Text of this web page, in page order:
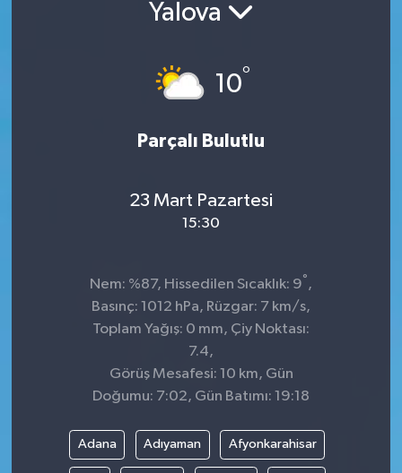
Yalova
10°
Parçalı Bulutlu
23 Mart Pazartesi
15:30
Nem: %87, Hissedilen Sıcaklık: 9° ,
Basınç: 1012 hPa, Rüzgar: 7 km/s,
Toplam Yağış: 0 mm, Çiy Noktası:
7.4,
Görüş Mesafesi: 10 km, Gün
Doğumu: 7:02, Gün Batımı: 19:18
Adana Adıyaman Afyonkarahisar